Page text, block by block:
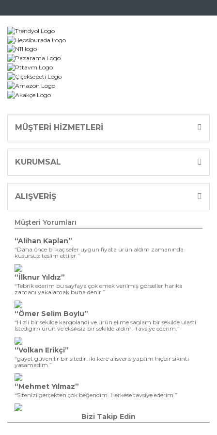
MÜŞTERİ HİZMETLERİ
KURUMSAL
ALIŞVERİŞ
Müşteri Yorumları
“Alihan Kaplan”
“Daha önce bi kaç sefer uygun fiyata ürün aldım zamanında
kusursuz teslim ettiler.”
“İlknur Yıldız”
“Tebrik ederim bu sayfaya çok emek verilmiş görseller harika
zamanı yakalamak buna denir ”
“Ömer Selim Boylu”
“Hizli bir sekilde kargolandi ve ürün elime saglam bir sekilde ulasti.
Istedigim ürün ve eksiksiz bir sekilde aldim. Tavsiye ederim.”
“Volkan Erikçi”
“gayet güvenilir bir sitedir. iki kere alisveris yaptim hiçbir sikinti
yasamadim.”
“Mehmet Yılmaz”
“Sitenizi gerçekten çok beğendim. Herkese tavsiye ederim.”
Bizi Takip Edin